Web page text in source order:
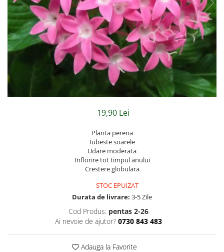
Muscate
Panselute
Petunii
Semiumbra sau umbra
Soare puternic
19,90 Lei
Planta perena
Iubeste soarele
Udare moderata
Inflorire tot timpul anului
Crestere globulara
STOC EPUIZAT
Durata de livrare: 3-5 Zile
Cod Produs: pentas 2-26
Ai nevoie de ajutor? 0730 843 483
Adauga la Favorite